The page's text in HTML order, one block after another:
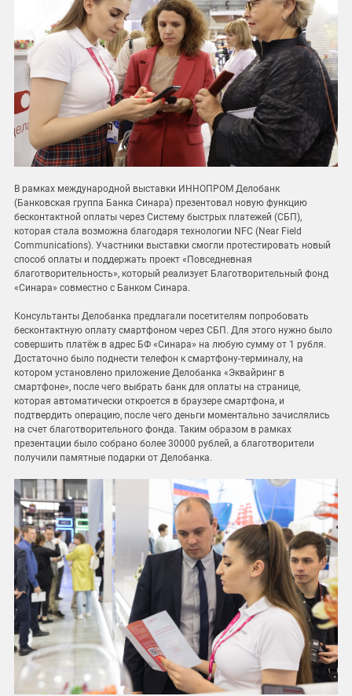
В рамках международной выставки ИННОПРОМ Делобанк
(Банковская группа Банка Синара) презентовал новую функцию
бесконтактной оплаты через Систему быстрых платежей (СБП),
которая стала возможна благодаря технологии NFC (Near Field
Communications). Участники выставки смогли протестировать новый
способ оплаты и поддержать проект «Повседневная
благотворительность», который реализует Благотворительный фонд
«Синара» совместно с Банком Синара.
Консультанты Делобанка предлагали посетителям попробовать
бесконтактную оплату смартфоном через СБП. Для этого нужно было
совершить платёж в адрес БФ «Синара» на любую сумму от 1 рубля.
Достаточно было поднести телефон к смартфону-терминалу, на
котором установлено приложение Делобанка «Эквайринг в
смартфоне», после чего выбрать банк для оплаты на странице,
которая автоматически откроется в браузере смартфона, и
подтвердить операцию, после чего деньги моментально зачислялись
на счет благотворительного фонда. Таким образом в рамках
презентации было собрано более 30000 рублей, а благотворители
получили памятные подарки от Делобанка.